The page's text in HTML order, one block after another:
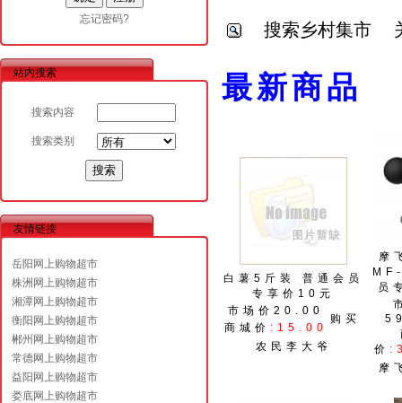
忘记密码?
站内搜索
搜索内容
搜索类别
友情链接
岳阳网上购物超市
株洲网上购物超市
湘潭网上购物超市
衡阳网上购物超市
郴州网上购物超市
常德网上购物超市
益阳网上购物超市
娄底网上购物超市
搜索乡村集市
最
白薯5斤装 普通会员
专享价10元
市场价20.00
购买
商城价 :15.00
农民李大爷
摩
员
价
摩